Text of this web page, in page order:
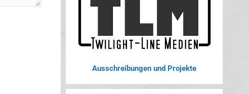
Ausschreibungen und Projekte